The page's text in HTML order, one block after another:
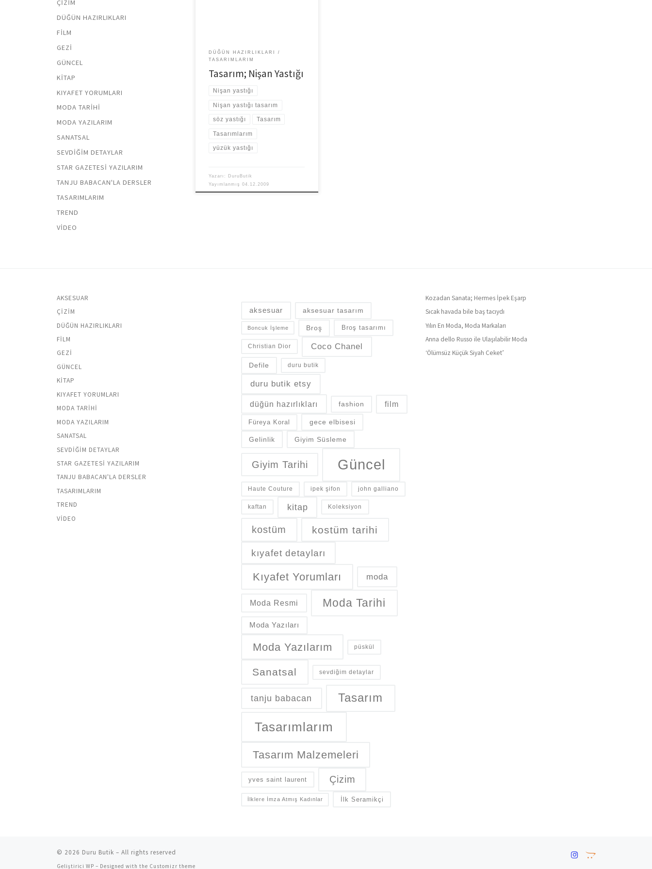
DÜĞÜN HAZIRLIKLARI
TASARIMLARIM
Tasarım; Nişan Yastığı
Nişan yastığı
Nişan yastığı tasarım
söz yastığı Tasarım
Tasarımlarım
yüzük yastığı
Yazarı: DuruButik
Yayımlanmış04.12.2009
ÇIZIM
DÜĞÜN HAZIRLIKLARI
FILM
GEZI
GÜNCEL
KITAP
KIYAFET YORUMLARI
MODA TARIHI
MODA YAZILARIM
SANATSAL
SEVDIĞIM DETAYLAR
STAR GAZETESI YAZILARIM
TANJU BABACAN'LA DERSLER
TASARIMLARIM
TREND
VIDEO
AKSESUAR
ÇIZIM
DÜĞÜN HAZIRLIKLARI
FILM
GEZI
GÜNCEL
KITAP
KIYAFET YORUMLARI
MODA TARIHI
MODA YAZILARIM
SANATSAL
SEVDIĞIM DETAYLAR
STAR GAZETESI YAZILARIM
TANJU BABACAN'LA DERSLER
TASARIMLARIM
TREND
VIDEO
aksesuar aksesuar tasarım
Boncuk İşleme Broş Broş tasarımı
Christian Dior Coco Chanel
Defile duru butik
duru butik etsy
düğün hazırlıkları fashion film
Füreya Koral gece elbisesi
Gelinlik Giyim Süsleme
Giyim Tarihi Güncel
Haute Couture ipek şifon john galliano
kaftan kitap Koleksiyon
kostüm kostüm tarihi
kıyafet detayları
Kıyafet Yorumları moda
Moda Resmi Moda Tarihi
Moda Yazıları
Moda Yazılarım püskül
Sanatsal sevdiğim detaylar
tanju babacan Tasarım
Tasarımlarım
Tasarım Malzemeleri
yves saint laurent Çizim
İlklere İmza Atmış Kadınlar İlk Seramikçi
Kozadan Sanata; Hermes İpek Eşarp
Sıcak havada bile baş tacıydı
Yılın En Moda, Moda Markaları
Anna dello Russo ile Ulaşılabilir Moda
‘Ölümsüz Küçük Siyah Ceket’
© 2026 Duru Butik – All rights reserved
Geliştirici WP – Designed with the Customizr theme